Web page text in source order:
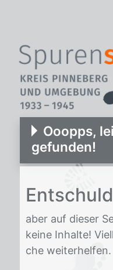
Ooopps,
gefunden!
aber auf die­ser
kei­ne In­hal­te!
che wei­ter­hel­fen.